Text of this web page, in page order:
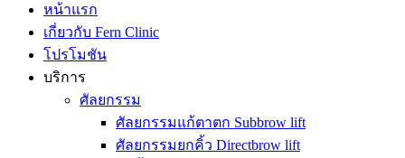
หน้าแรก
เกี่ยวกับ Fern Clinic
โปรโมชัน
บริการ
ศัลยกรรม
ศัลยกรรมแก้ตาตก Subbrow lift
ศัลยกรรมยกคิ้ว Directbrow lift